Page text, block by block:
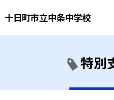
十日町市立中条中学校
特別